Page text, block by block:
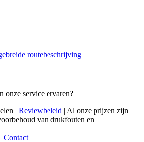
routebeschrijving
onze service ervaren?
| Reviewbeleid | Al onze prijzen zijn
van drukfouten en
| Contact